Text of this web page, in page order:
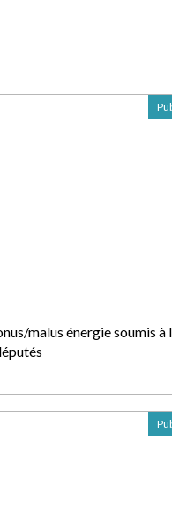
malus énergie soumis à